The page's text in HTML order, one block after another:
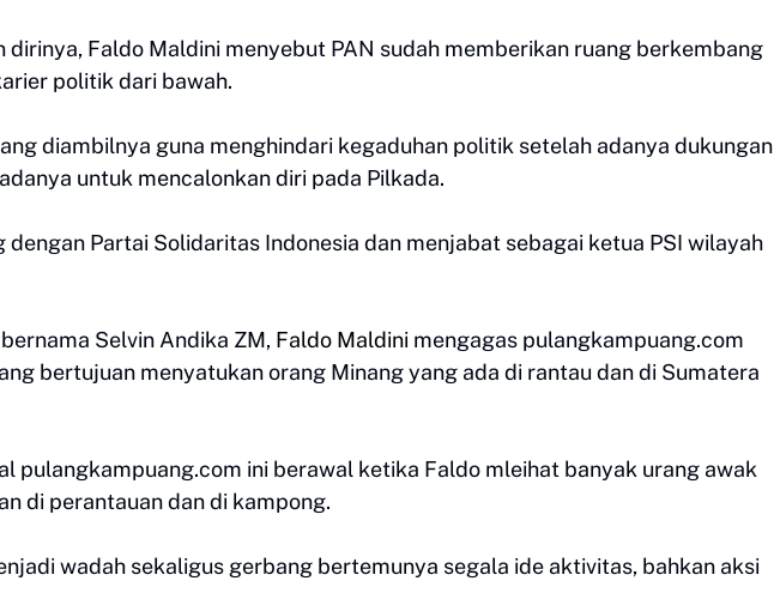
dirinya, Faldo Maldini menyebut PAN sudah memberikan ruang berkembang
politik dari bawah.
diambilnya guna menghindari kegaduhan politik setelah adanya dukungan
untuk mencalonkan diri pada Pilkada.
Partai Solidaritas Indonesia dan menjabat sebagai ketua PSI wilayah
Selvin Andika ZM, Faldo Maldini mengagas pulangkampuang.com
bertujuan menyatukan orang Minang yang ada di rantau dan di Sumatera
pulangkampuang.com ini berawal ketika Faldo mleihat banyak urang awak
di perantauan dan di kampong.
wadah sekaligus gerbang bertemunya segala ide aktivitas, bahkan aksi